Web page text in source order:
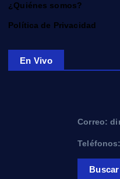
¿Quiénes somos?
Política de Privacidad
En Vivo
Correo: